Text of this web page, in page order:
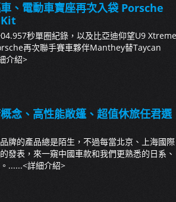
、電動車寶座再次入袋 Porsche
秒單圈紀錄，以及比亞迪仰望U9 Xtreme
再次聯手賽車夥伴Manthey替Taycan
介紹>
念、高性能敞篷、超值休旅任君選
牌的產品總是陌生，不過每當北京、上海國際
發表，來一窺中國車款和我們更熟悉的日系、
......<詳細介紹>